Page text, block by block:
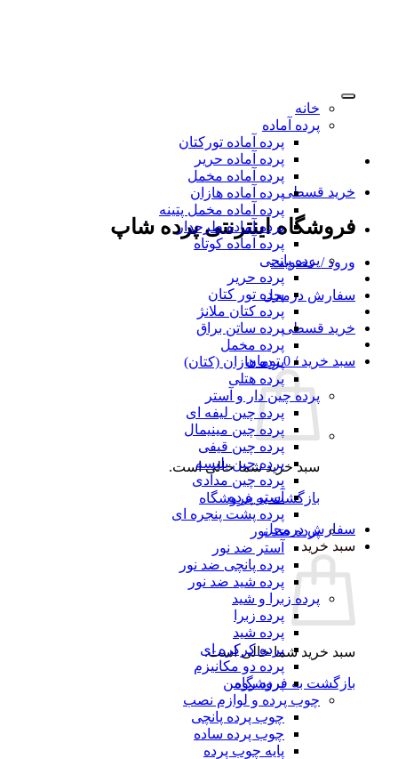
قسطی
اینترنتی پرده شاپ
/ عضویت
درمحل
قسطی
خرید /0 تومان
سبد خرید شما خالی است.
بازگشت به فروشگاه
درمحل
خرید
خرید شما خالی است.
به فروشگاه
پرده آماده
پرده آماده تورکتان
پرده آماده حریر
پرده آماده مخمل
پرده آماده هازان
پرده آماده مخمل پتینه
پرده آماده طرحدار
پرده آماده کوتاه
پرده پانچی
پرده حریر
پرده تور کتان
پرده کتان ملانژ
پرده ساتن براق
پرده مخمل
پرده هازان (کتان)
پرده هتلی
پرده چین دار و آستر
پرده چین لیفه ای
پرده چین مینیمال
پرده چین قیفی
پرده چین پلیسه
پرده چین مدادی
آستر پرده
پرده پشت پنجره ای
پرده ضد نور
آستر ضد نور
پرده پانچی ضد نور
پرده شید ضد نور
پرده زبرا و شید
پرده زبرا
پرده شید
پرده کرکره ای
پرده دو مکانیزم
پرده رومن
چوب پرده و لوازم نصب
چوب پرده پانچی
چوب پرده ساده
پایه چوب پرده